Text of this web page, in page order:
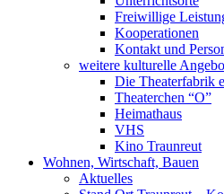
Freiwillige
Kooperationen
Kontakt und
weitere kulturelle
Die Theaterfabrik
Theaterchen “O”
Heimathaus
VHS
Kino Traunreut
Wohnen, Wirtschaft, Bauen
Aktuelles